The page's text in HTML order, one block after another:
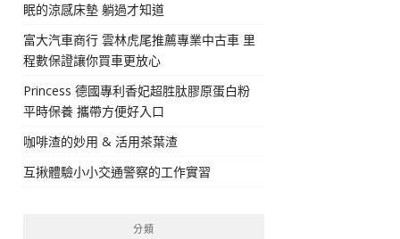
眠的涼感床墊 躺過才知道
富大汽車商行 雲林虎尾推薦專業中古車 里
程數保證讓你買車更放心
Princess 德國專利香妃超胜肽膠原蛋白粉
平時保養 攜帶方便好入口
咖啡渣的妙用 & 活用茶葉渣
互揪體驗小小交通警察的工作實習
分類